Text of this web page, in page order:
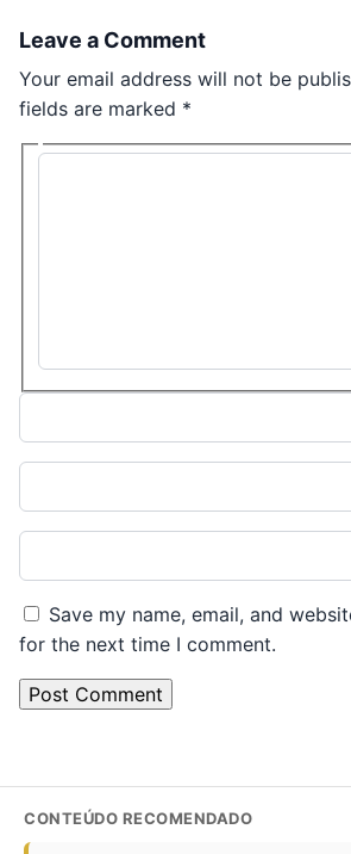
Leave a Comment
Your email address will not be
fields are marked *
Type here..
Name*
Email*
Website
Save my name, email, and
for the next time I comment.
CONTEÚDO RECOMENDADO